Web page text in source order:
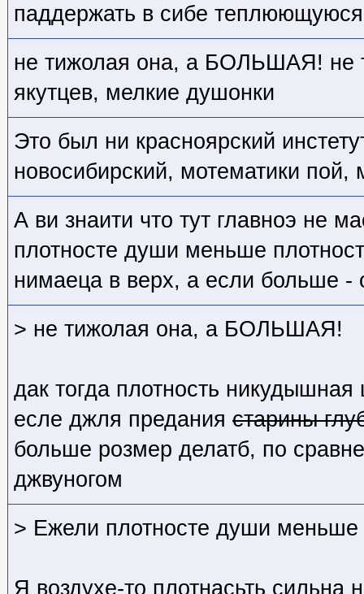
паддержать в сибе
не тижолая она, а БОЛЬШАЯ! не
якутцев, мелкие душонки
Это был ни красноярский
новосибирский, мотематики пой,
А ви знаити что тут главноэ не
плотносте души меньше
нимаеца в верх, а если больше -
> не тижолая она, а БОЛЬШАЯ!
дак тогда плотность никудышная
есле джля предания старины
больше розмер делатб, по
джвуногом
> Ежели плотносте души меньше
Я воздухе-то плотнасьть